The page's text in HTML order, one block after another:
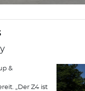
&
„Der Z4 ist